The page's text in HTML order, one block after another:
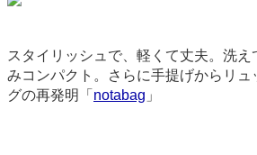
スタイリッシュで、軽くて丈夫。洗
みコンパクト。さらに手提げからリュ
グの再発明「 notabag 」